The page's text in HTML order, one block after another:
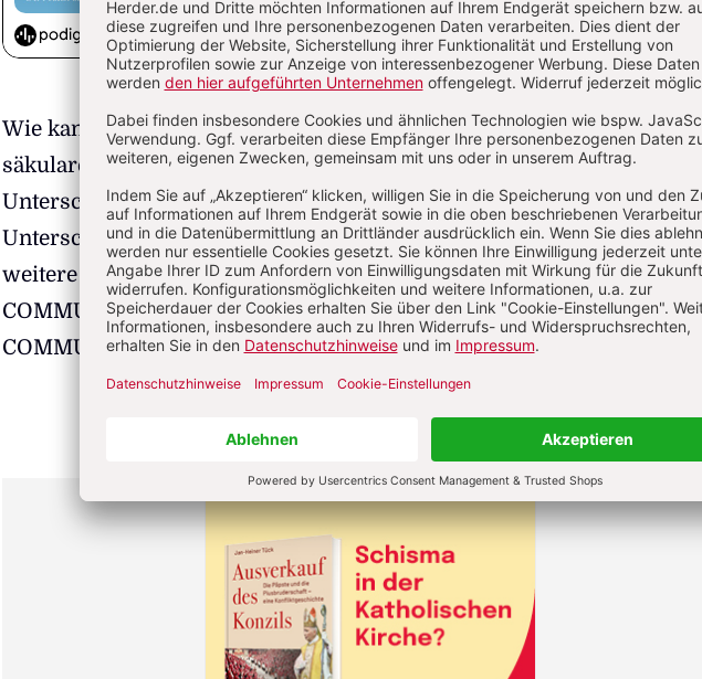
Wie kann das gehen, Gott zu "schauen"? Warum entdecken heute viele
säkulare Zeitgenossen die christliche Kontemplation neu? Was ist der
Unterschied zur Meditation? Und welche Gemeinsamkeiten und
Unterschiede zu fernöstlichen Spiritualitätspraktiken gibt es? Diese
weitere Fragen beantwortet der Theologe, Spiritualitätsexperte und
COMMUNIO-Mitherausgeber Ludger Schwienhorst Schönberger im
COMMUNIO-Podcast "Communicatio" mit Benjamin Leven.